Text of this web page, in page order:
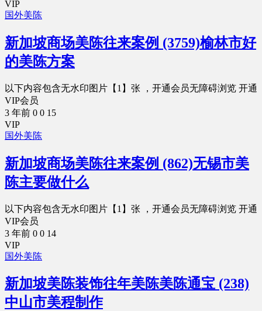
VIP
国外美陈
新加坡商场美陈往来案例 (3759)榆林市好
的美陈方案
以下内容包含无水印图片【1】张 ，开通会员无障碍浏览 开通
VIP会员
3 年前 0 0 15
VIP
国外美陈
新加坡商场美陈往来案例 (862)无锡市美
陈主要做什么
以下内容包含无水印图片【1】张 ，开通会员无障碍浏览 开通
VIP会员
3 年前 0 0 14
VIP
国外美陈
新加坡美陈装饰往年美陈美陈通宝 (238)
中山市美程制作